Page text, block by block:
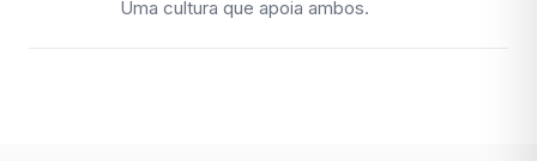
Uma cultura que apoia ambos.